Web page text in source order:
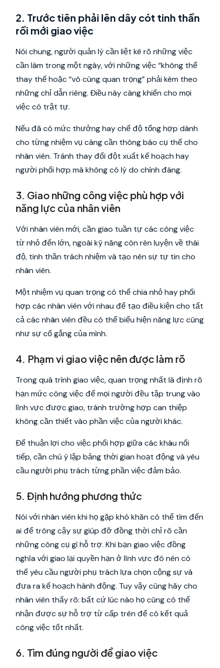
2. Trước tiên phải lên dây cót tinh thần
rồi mới giao việc
Nói chung, người quản lý cần liệt kê rõ những việc
cần làm trong một ngày, với những việc “không thể
thay thế hoặc “vô cùng quan trọng” phải kèm theo
những chỉ dẫn riêng. Điều này càng khiến cho mọi
việc có trật tự.
Nếu đã có mức thưởng hay chế độ tổng hợp dành
cho từng nhiệm vụ càng cần thông báo cụ thể cho
nhân viên. Tránh thay đổi đột xuất kế hoạch hay
người phối hợp mà không có lý do chính đáng.
3. Giao những công việc phù hợp với
năng lực của nhân viên
Với nhân viên mới, cần giao tuần tự các công việc
từ nhỏ đến lớn, ngoài kỹ năng còn rèn luyện về thái
độ, tinh thần trách nhiệm và tạo nên sự tự tin cho
nhân viên.
Một nhiệm vụ quan trọng có thể chia nhỏ hay phối
hợp các nhân viên với nhau để tạo điều kiện cho tất
cả các nhân viên đều có thể biểu hiện năng lực cũng
như sự cố gắng của mình.
4. Phạm vi giao việc nên được làm rõ
Trong quá trình giao việc, quan trọng nhất là định rõ
hạn mức công việc để mọi người đều tập trung vào
lĩnh vực được giao, tránh trường hợp can thiệp
không cần thiết vào phần việc của người khác.
Để thuận lợi cho việc phối hợp giữa các khâu nối
tiếp, cần chú ý lập bảng thời gian hoạt động và yêu
cầu người phụ trách từng phần việc đảm bảo.
5. Định hướng phương thức
Nói với nhân viên khi họ gặp khó khăn có thể tìm đến
ai để trông cậy sự giúp đỡ đồng thời chỉ rõ cần
những công cụ gì hỗ trợ. Khi bạn giao việc đồng
nghĩa với giao lại quyền hạn ở lĩnh vực đó nên có
thể yêu cầu người phụ trách lựa chọn cộng sự và
đưa ra kế hoạch hành động. Tuy vậy cũng hãy cho
nhân viên thấy rõ: bất cứ lúc nào họ cũng có thể
nhận được sự hỗ trợ từ cấp trên để có kết quả
công việc tốt nhất.
6. Tìm đúng người để giao việc